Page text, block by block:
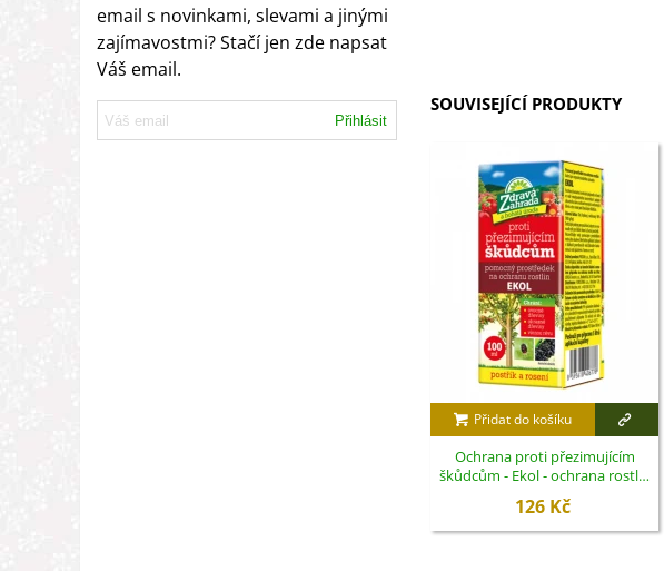
email s novinkami, slevami a jinými
zajímavostmi? Stačí jen zde napsat
Váš email.
Přihlásit
SOUVISEJÍCÍ PRODUKTY
Přidat do košíku
Ochrana proti přezimujícím
škůdcům - Ekol - ochrana rostlin
126 Kč